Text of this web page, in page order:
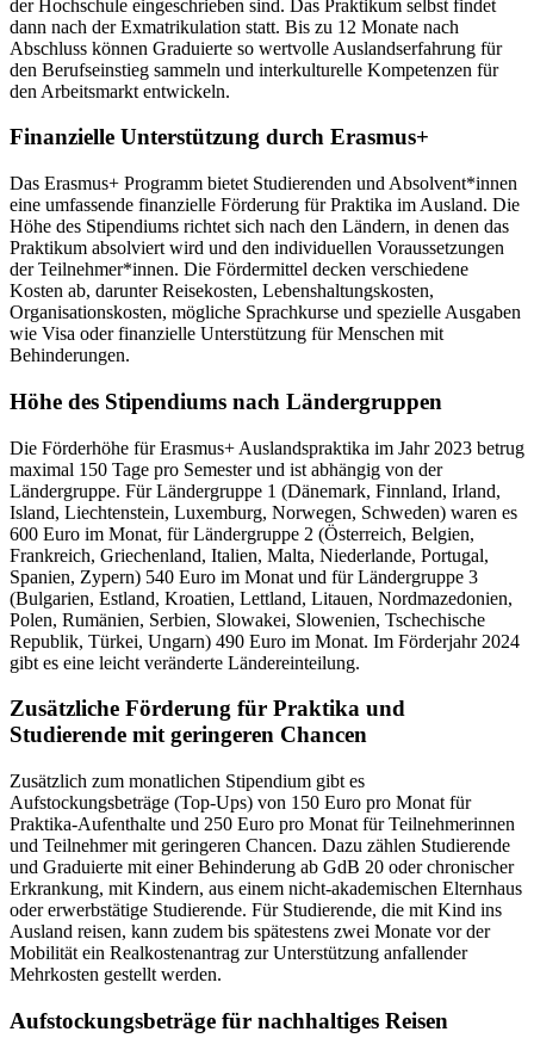
der Hochschule eingeschrieben sind. Das Praktikum selbst findet
dann nach der Exmatrikulation statt. Bis zu 12 Monate nach
Abschluss können Graduierte so wertvolle Auslandserfahrung für
den Berufseinstieg sammeln und interkulturelle Kompetenzen für
den Arbeitsmarkt entwickeln.
Finanzielle Unterstützung durch Erasmus+
Das Erasmus+ Programm bietet Studierenden und Absolvent*innen
eine umfassende finanzielle Förderung für Praktika im Ausland. Die
Höhe des Stipendiums richtet sich nach den Ländern, in denen das
Praktikum absolviert wird und den individuellen Voraussetzungen
der Teilnehmer*innen. Die Fördermittel decken verschiedene
Kosten ab, darunter Reisekosten, Lebenshaltungskosten,
Organisationskosten, mögliche Sprachkurse und spezielle Ausgaben
wie Visa oder finanzielle Unterstützung für Menschen mit
Behinderungen.
Höhe des Stipendiums nach Ländergruppen
Die Förderhöhe für Erasmus+ Auslandspraktika im Jahr 2023 betrug
maximal 150 Tage pro Semester und ist abhängig von der
Ländergruppe. Für Ländergruppe 1 (Dänemark, Finnland, Irland,
Island, Liechtenstein, Luxemburg, Norwegen, Schweden) waren es
600 Euro im Monat, für Ländergruppe 2 (Österreich, Belgien,
Frankreich, Griechenland, Italien, Malta, Niederlande, Portugal,
Spanien, Zypern) 540 Euro im Monat und für Ländergruppe 3
(Bulgarien, Estland, Kroatien, Lettland, Litauen, Nordmazedonien,
Polen, Rumänien, Serbien, Slowakei, Slowenien, Tschechische
Republik, Türkei, Ungarn) 490 Euro im Monat. Im Förderjahr 2024
gibt es eine leicht veränderte Ländereinteilung.
Zusätzliche Förderung für Praktika und
Studierende mit geringeren Chancen
Zusätzlich zum monatlichen Stipendium gibt es
Aufstockungsbeträge (Top-Ups) von 150 Euro pro Monat für
Praktika-Aufenthalte und 250 Euro pro Monat für Teilnehmerinnen
und Teilnehmer mit geringeren Chancen. Dazu zählen Studierende
und Graduierte mit einer Behinderung ab GdB 20 oder chronischer
Erkrankung, mit Kindern, aus einem nicht-akademischen Elternhaus
oder erwerbstätige Studierende. Für Studierende, die mit Kind ins
Ausland reisen, kann zudem bis spätestens zwei Monate vor der
Mobilität ein Realkostenantrag zur Unterstützung anfallender
Mehrkosten gestellt werden.
Aufstockungsbeträge für nachhaltiges Reisen